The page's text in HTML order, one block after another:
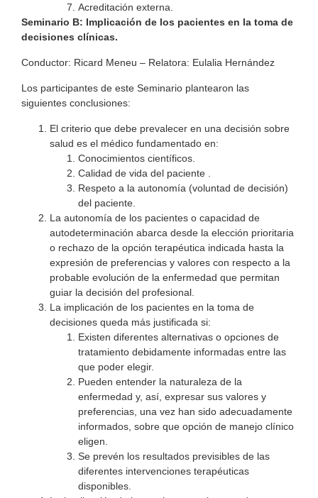
Acreditación externa.
Seminario B: Implicación de los pacientes en la toma de
decisiones clínicas.
Conductor: Ricard Meneu – Relatora: Eulalia Hernández
Los participantes de este Seminario plantearon las
siguientes conclusiones:
El criterio que debe prevalecer en una decisión sobre
salud es el médico fundamentado en:
Conocimientos científicos.
Calidad de vida del paciente .
Respeto a la autonomía (voluntad de decisión)
del paciente.
La autonomía de los pacientes o capacidad de
autodeterminación abarca desde la elección prioritaria
o rechazo de la opción terapéutica indicada hasta la
expresión de preferencias y valores con respecto a la
probable evolución de la enfermedad que permitan
guiar la decisión del profesional.
La implicación de los pacientes en la toma de
decisiones queda más justificada si:
Existen diferentes alternativas o opciones de
tratamiento debidamente informadas entre las
que poder elegir.
Pueden entender la naturaleza de la
enfermedad y, así, expresar sus valores y
preferencias, una vez han sido adecuadamente
informados, sobre que opción de manejo clínico
eligen.
Se prevén los resultados previsibles de las
diferentes intervenciones terapéuticas
disponibles.